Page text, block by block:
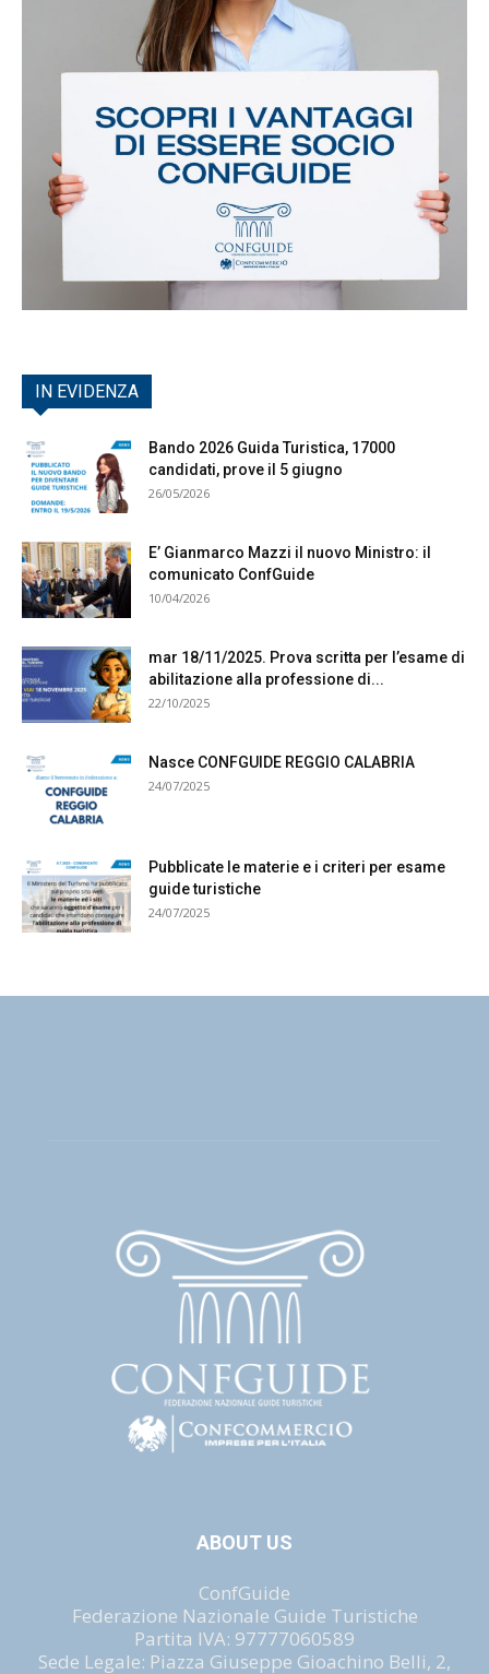
IN EVIDENZA
Bando 2026 Guida Turistica, 17000
candidati, prove il 5 giugno
26/05/2026
E’ Gianmarco Mazzi il nuovo Ministro: il
comunicato ConfGuide
10/04/2026
mar 18/11/2025. Prova scritta per l’esame di
abilitazione alla professione di...
22/10/2025
Nasce CONFGUIDE REGGIO CALABRIA
24/07/2025
Pubblicate le materie e i criteri per esame
guide turistiche
24/07/2025
ABOUT US
ConfGuide
Federazione Nazionale Guide Turistiche
Partita IVA: 97777060589
Sede Legale: Piazza Giuseppe Gioachino Belli, 2,